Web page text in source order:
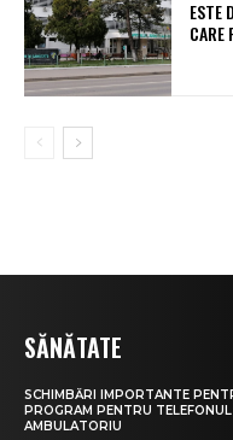
ESTE
CARE
SĂNĂTATE
SCHIMBĂRI IMPORTANTE
PROGRAM PENTRU
AMBULATORIU